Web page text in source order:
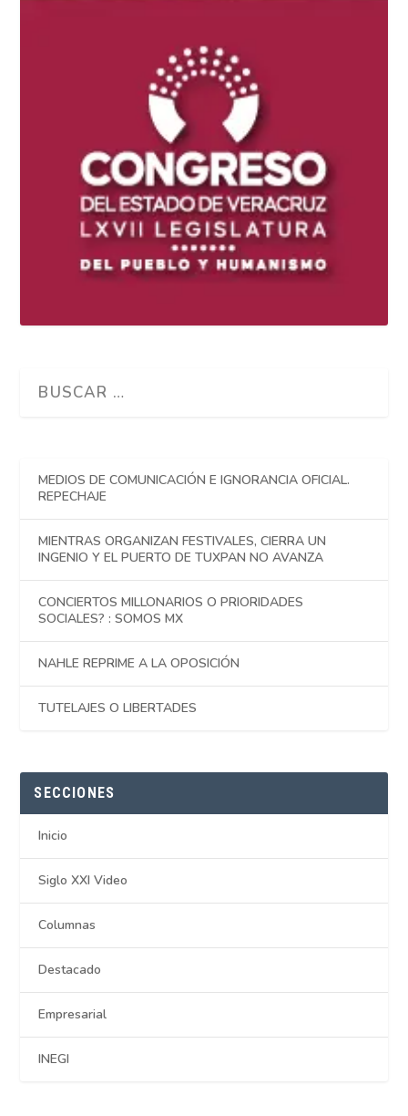
MEDIOS DE COMUNICACIÓN E IGNORANCIA OFICIAL.
REPECHAJE
MIENTRAS ORGANIZAN FESTIVALES, CIERRA UN
INGENIO Y EL PUERTO DE TUXPAN NO AVANZA
CONCIERTOS MILLONARIOS O PRIORIDADES
SOCIALES? : SOMOS MX
NAHLE REPRIME A LA OPOSICIÓN
TUTELAJES O LIBERTADES
SECCIONES
Inicio
Siglo XXI Video
Columnas
Destacado
Empresarial
INEGI